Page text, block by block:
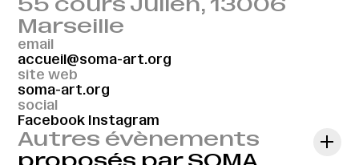
Marseille
email
accueil@soma-art.org
site web
soma-art.org
social
Facebook Instagram
Autres évènements